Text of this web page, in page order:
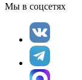
Мы в соцсетях